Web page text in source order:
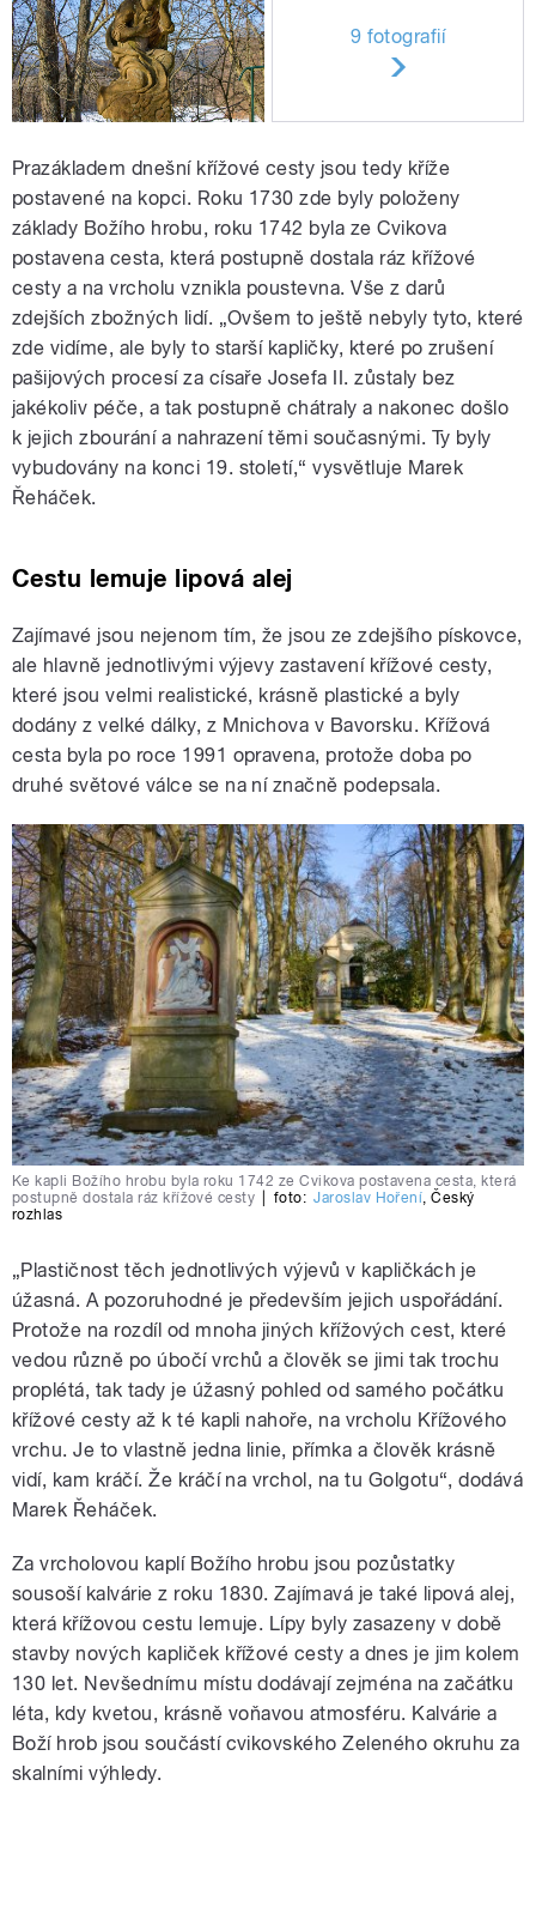
9 fotografií
Prazákladem dnešní křížové cesty jsou tedy kříže
postavené na kopci. Roku 1730 zde byly položeny
základy Božího hrobu, roku 1742 byla ze Cvikova
postavena cesta, která postupně dostala ráz křížové
cesty a na vrcholu vznikla poustevna. Vše z darů
zdejších zbožných lidí. „Ovšem to ještě nebyly tyto, které
zde vidíme, ale byly to starší kapličky, které po zrušení
pašijových procesí za císaře Josefa II. zůstaly bez
jakékoliv péče, a tak postupně chátraly a nakonec došlo
k jejich zbourání a nahrazení těmi současnými. Ty byly
vybudovány na konci 19. století,“ vysvětluje Marek
Řeháček.
Cestu lemuje lipová alej
Zajímavé jsou nejenom tím, že jsou ze zdejšího pískovce,
ale hlavně jednotlivými výjevy zastavení křížové cesty,
které jsou velmi realistické, krásně plastické a byly
dodány z velké dálky, z Mnichova v Bavorsku. Křížová
cesta byla po roce 1991 opravena, protože doba po
druhé světové válce se na ní značně podepsala.
Ke kapli Božího hrobu byla roku 1742 ze Cvikova postavena cesta, která
postupně dostala ráz křížové cesty
foto: Jaroslav Hoření,Český
rozhlas
„Plastičnost těch jednotlivých výjevů v kapličkách je
úžasná. A pozoruhodné je především jejich uspořádání.
Protože na rozdíl od mnoha jiných křížových cest, které
vedou různě po úbočí vrchů a člověk se jimi tak trochu
proplétá, tak tady je úžasný pohled od samého počátku
křížové cesty až k té kapli nahoře, na vrcholu Křížového
vrchu. Je to vlastně jedna linie, přímka a člověk krásně
vidí, kam kráčí. Že kráčí na vrchol, na tu Golgotu“, dodává
Marek Řeháček.
Za vrcholovou kaplí Božího hrobu jsou pozůstatky
sousoší kalvárie z roku 1830. Zajímavá je také lipová alej,
která křížovou cestu lemuje. Lípy byly zasazeny v době
stavby nových kapliček křížové cesty a dnes je jim kolem
130 let. Nevšednímu místu dodávají zejména na začátku
léta, kdy kvetou, krásně voňavou atmosféru. Kalvárie a
Boží hrob jsou součástí cvikovského Zeleného okruhu za
skalními výhledy.